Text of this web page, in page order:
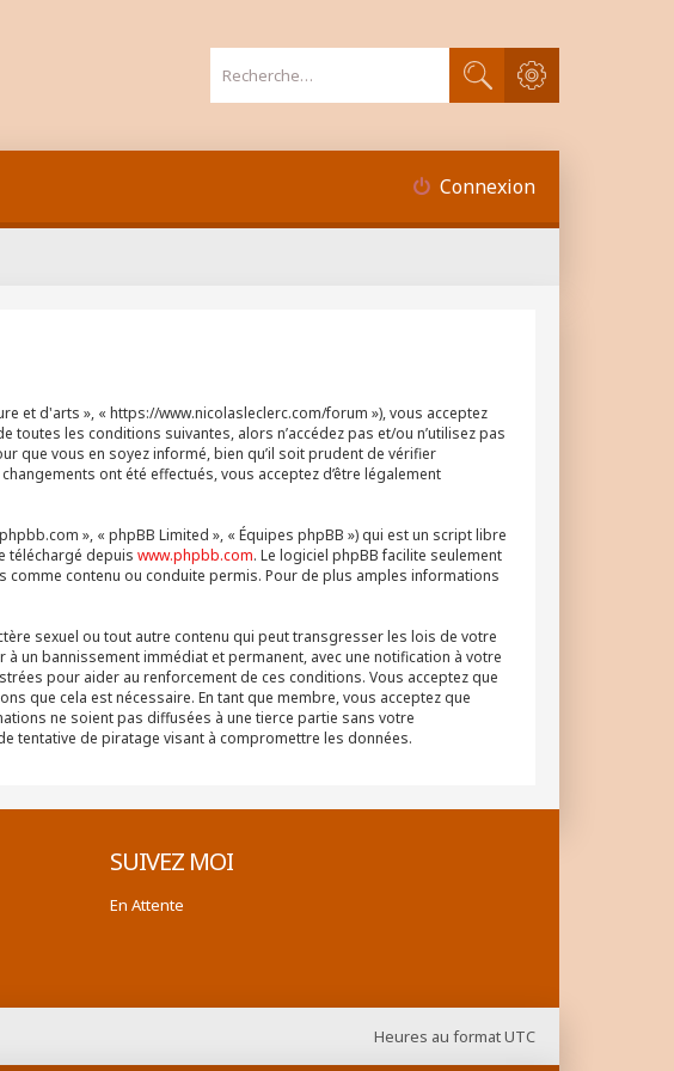
Rechercher
Recherche avancée
Connexion
et d'arts », « https://www.nicolasleclerc.com/forum »), vous acceptez
toutes les conditions suivantes, alors n’accédez pas et/ou n’utilisez pas
que vous en soyez informé, bien qu’il soit prudent de vérifier
ont été effectués, vous acceptez d’être légalement
», « phpBB Limited », « Équipes phpBB ») qui est un script libre
téléchargé depuis www.phpbb.com. Le logiciel phpBB facilite seulement
comme contenu ou conduite permis. Pour de plus amples informations
sexuel ou tout autre contenu qui peut transgresser les lois de votre
un bannissement immédiat et permanent, avec une notification à votre
pour aider au renforcement de ces conditions. Vous acceptez que
que cela est nécessaire. En tant que membre, vous acceptez que
ne soient pas diffusées à une tierce partie sans votre
tentative de piratage visant à compromettre les données.
SUIVEZ MOI
En Attente
Heures au formatUTC